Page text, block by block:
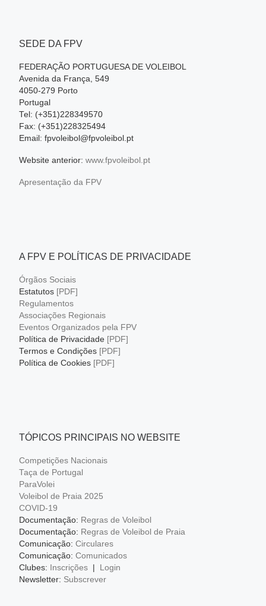
SEDE DA FPV
FEDERAÇÃO PORTUGUESA DE VOLEIBOL
Avenida da França, 549
4050-279 Porto
Portugal
Tel: (+351)228349570
Fax: (+351)228325494
Email: fpvoleibol@fpvoleibol.pt
Website anterior: www.fpvoleibol.pt
Apresentação da FPV
A FPV E POLÍTICAS DE PRIVACIDADE
Órgãos Sociais
Estatutos [PDF]
Regulamentos
Associações Regionais
Eventos Organizados pela FPV
Política de Privacidade [PDF]
Termos e Condições [PDF]
Política de Cookies [PDF]
TÓPICOS PRINCIPAIS NO WEBSITE
Competições Nacionais
Taça de Portugal
ParaVolei
Voleibol de Praia 2025
COVID-19
Documentação: Regras de Voleibol
Documentação: Regras de Voleibol de Praia
Comunicação: Circulares
Comunicação: Comunicados
Clubes: Inscrições|
Login
Newsletter: Subscrever